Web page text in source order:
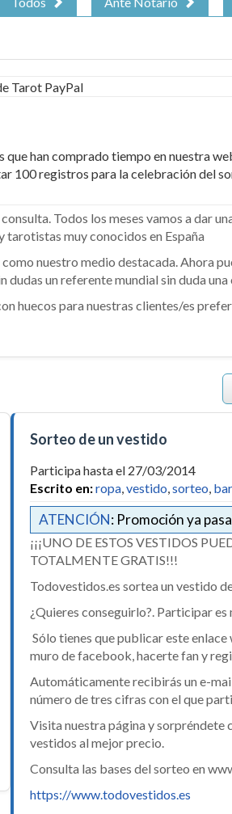
que han comprado tiempo en nuestra
100 registros para la celebración del
Todos los meses vamos a dar
tarotistas muy conocidos en España
nuestro medio destacada. Ahora
dudas un referente mundial sin duda
huecos para nuestras clientes/es
Sorteo de un vestido
Participa hasta el 27/03/2014
Escrito en:ropa,vestido,sorteo,
ATENCIÓN: Promoción ya
¡¡¡UNO DE ESTOS VESTIDOS
TOTALMENTE GRATIS!!!
Todovestidos.es sortea un vestido
¿Quieres conseguirlo?. Participar es
Sólo tienes que publicar este
muro de facebook, hacerte fan y
Automáticamente recibirás un e-
número de tres cifras con el que
Visita nuestra página y sorpréndete
vestidos al mejor precio.
Consulta las bases del sorteo en
https://www.todovestidos.es